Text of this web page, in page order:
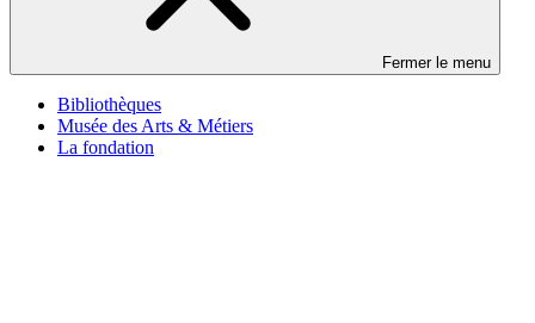
Fermer le menu
Bibliothèques
Musée des Arts & Métiers
La fondation